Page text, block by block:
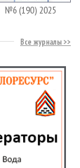
№6 (190) 2025
Все журналы